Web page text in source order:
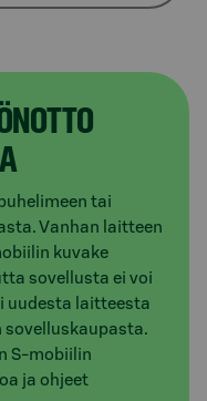
tai
Vanhan laitteen
kuvake
sovellusta ei voi
uudesta laitteesta
sovelluskaupasta.
S-mobiilin
ja ohjeet